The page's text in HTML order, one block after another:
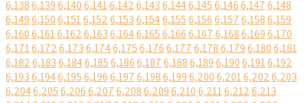
6,1386,1396,1406,1416,1426,1436,1446,1456,1466,1476,148
6,1496,1506,1516,1526,1536,1546,1556,1566,1576,1586,159
6,1606,1616,1626,1636,1646,1656,1666,1676,1686,1696,170
6,1716,1726,1736,1746,1756,1766,1776,1786,1796,1806,181
6,1826,1836,1846,1856,1866,1876,1886,1896,1906,1916,192
6,1936,1946,1956,1966,1976,1986,1996,2006,2016,2026,203
6,2046,2056,2066,2076,2086,2096,2106,2116,2126,213